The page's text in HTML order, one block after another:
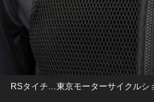
RSタイチ…東京モーターサイクルシ